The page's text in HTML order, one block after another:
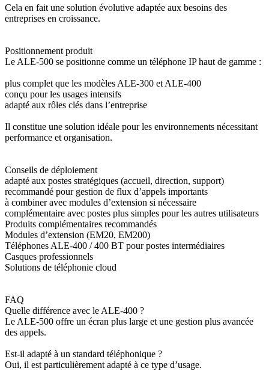
Cela en fait une solution évolutive adaptée aux besoins des
entreprises en croissance.
Positionnement produit
Le ALE-500 se positionne comme un téléphone IP haut de gamme :
plus complet que les modèles ALE-300 et ALE-400
conçu pour les usages intensifs
adapté aux rôles clés dans l’entreprise
Il constitue une solution idéale pour les environnements nécessitant
performance et organisation.
Conseils de déploiement
adapté aux postes stratégiques (accueil, direction, support)
recommandé pour gestion de flux d’appels importants
à combiner avec modules d’extension si nécessaire
complémentaire avec postes plus simples pour les autres utilisateurs
Produits complémentaires recommandés
Modules d’extension (EM20, EM200)
Téléphones ALE-400 / 400 BT pour postes intermédiaires
Casques professionnels
Solutions de téléphonie cloud
FAQ
Quelle différence avec le ALE-400 ?
Le ALE-500 offre un écran plus large et une gestion plus avancée
des appels.
Est-il adapté à un standard téléphonique ?
Oui, il est particulièrement adapté à ce type d’usage.